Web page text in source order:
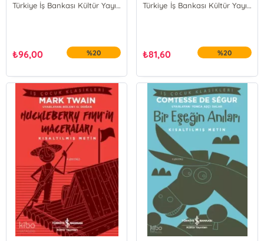
Türkiye İş Bankası Kültür Yayınları
₺96,00 %20
Türkiye İş Bankası Kültür Yayınları
₺81,60 %20